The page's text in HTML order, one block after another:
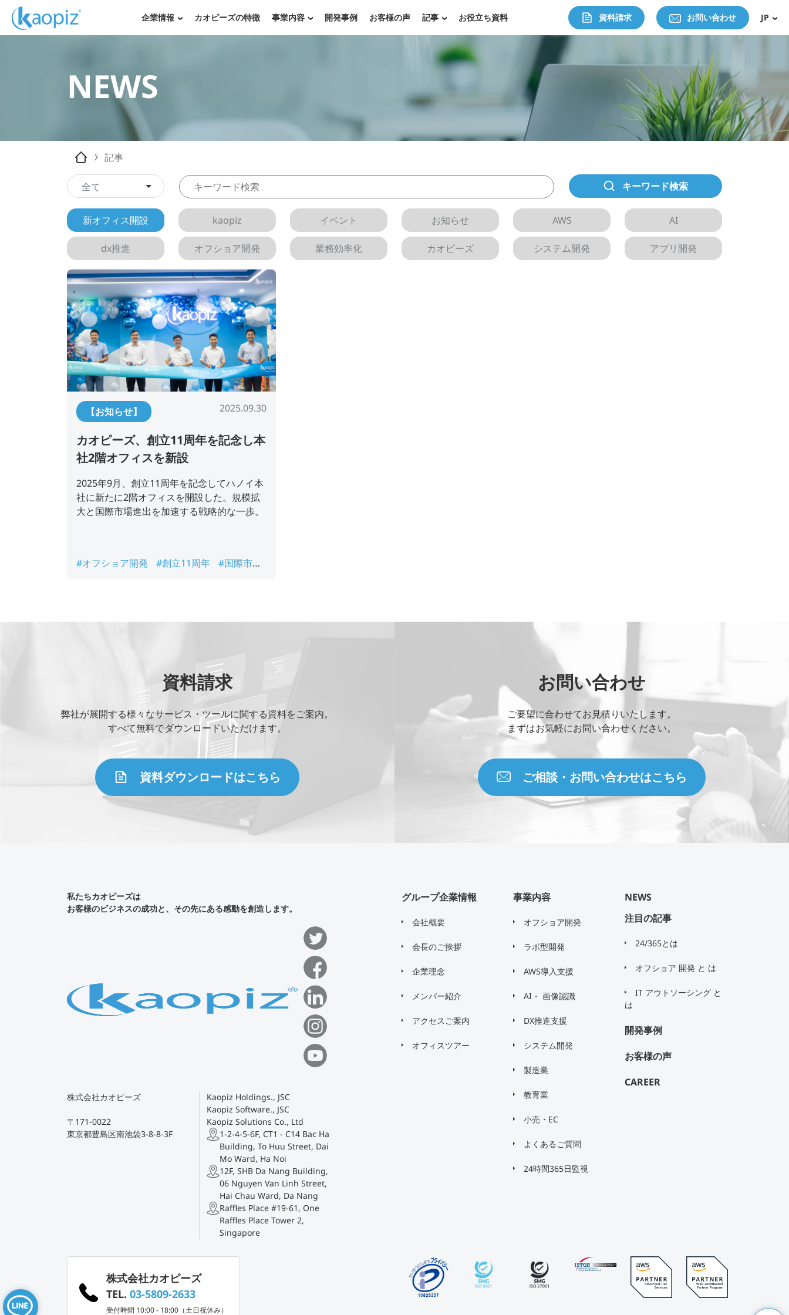
企業情報 カオピーズの特徴 事業内容 開発事例 お客様の声 記事 お役立ち資料 JP
資料請求 お問い合わせ
NEWS
記事
全て キーワード検索
新オフィス開設 kaopiz イベント お知らせ AWS AI
dx推進 オフショア開発 業務効率化 カオピーズ システム開発 アプリ開発
【お知らせ】 2025.09.30
カオピーズ、創立11周年を記念し本
社2階オフィスを新設
2025年9月、創立11周年を記念してハノイ本
社に新たに2階オフィスを開設した。規模拡
大と国際市場進出を加速する戦略的な一歩。
#オフショア開発 #創立11周年
#国際市場
資料請求
弊社が展開する様々なサービス・ツールに関する資料をご案内。
すべて無料でダウンロードいただけます。
資料ダウンロードはこちら
お問い合わせ
ご要望に合わせてお見積りいたします。
まずはお気軽にお問い合わせください。
ご相談・お問い合わせはこちら
私たちカオピーズは
お客様のビジネスの成功と、その先にある感動を創造します。
株式会社カオピーズ
〒171-0022
東京都豊島区南池袋3-8-8-3F
Kaopiz Holdings., JSC
Kaopiz Software., JSC
Kaopiz Solutions Co., Ltd
1-2-4-5-6F, CT1 - C14 Bac Ha
Building, To Huu Street, Dai
Mo Ward, Ha Noi
12F, SHB Da Nang Building,
06 Nguyen Van Linh Street,
Hai Chau Ward, Da Nang
Raffles Place #19-61, One
Raffles Place Tower 2,
Singapore
グループ企業情報
会社概要
会長のご挨拶
企業理念
メンバー紹介
アクセスご案内
オフィスツアー
事業内容
オフショア開発
ラボ型開発
AWS導入支援
AI・ 画像認識
DX推進支援
システム開発
製造業
教育業
小売・EC
よくあるご質問
24時間365日監視
NEWS
注目の記事
24/365とは
オフショア 開発 と は
IT アウトソーシング と
は
開発事例
お客様の声
CAREER
株式会社カオピーズ
TEL. 03-5809-2633
受付時間 10:00 - 18:00（土日祝休み）